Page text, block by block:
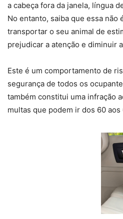
a cabeça fora da janela, língua
No entanto, saiba que essa não
transportar o seu animal de
prejudicar a atenção e diminuir
Este é um comportamento de
segurança de todos os
também constitui uma infração
multas que podem ir dos 60 aos